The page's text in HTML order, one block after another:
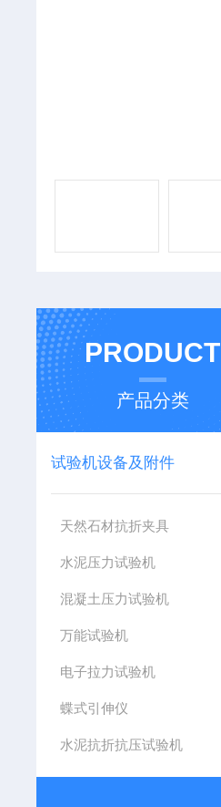
PRODUCT
产品分类
试验机设备及附件
天然石材抗折夹具
水泥压力试验机
混凝土压力试验机
万能试验机
电子拉力试验机
蝶式引伸仪
水泥抗折抗压试验机